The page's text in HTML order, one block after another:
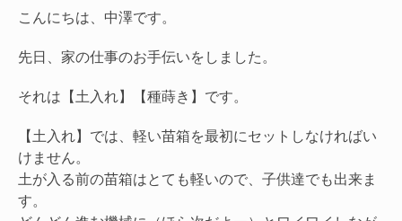
こんにちは、中澤です。
先日、家の仕事のお手伝いをしました。
それは【土入れ】【種蒔き】です。
【土入れ】では、軽い苗箱を最初にセットしなければい
けません。
土が入る前の苗箱はとても軽いので、子供達でも出来ま
す。